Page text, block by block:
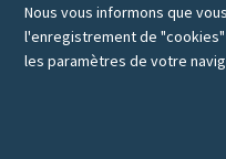
Nous vous informons que
l'enregistrement de
les paramètres de votre